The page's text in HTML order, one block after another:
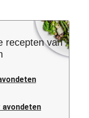
recepten van